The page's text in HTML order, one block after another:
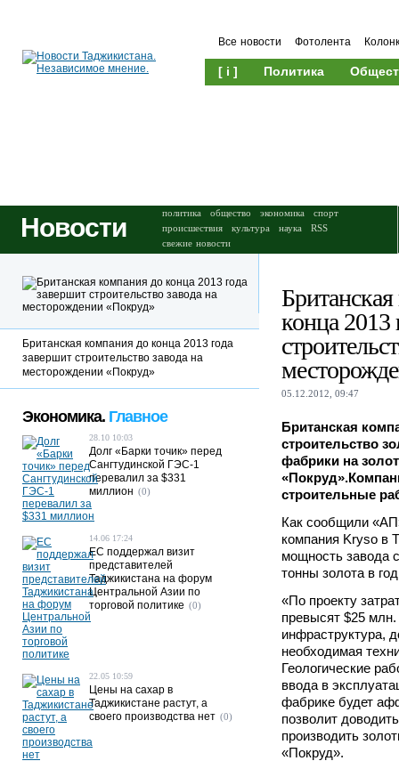
Все новости Фотолента
[ i ] Политика
Новости политика общество экономика
спорт
происшествия
культура наука
RSS
свежие новости
конца 2013
05.12.2012, 09:47
Британская
строительство
фабрики на
строительные
Как сообщили
компания Kryso в
мощность завода
тонны золота в
«По проекту
превысят $25 млн.
инфраструктура,
необходимая
Геологические
ввода в
фабрике будет
позволит
производить
«Покруд».
Британская компания до конца 2013 года
завершит строительство завода на
месторождении «Покруд»
Экономика. Главное
28.10 10:03
Долг «Барки точик» перед
Сангтудинской ГЭС-1
перевалил за $331
миллион (0)
14.06 17:24
ЕС поддержал визит
представителей
Таджикистана на форум
Центральной Азии по
торговой политике (0)
22.05 10:59
Цены на сахар в
Таджикистане растут, а
своего производства нет (0)